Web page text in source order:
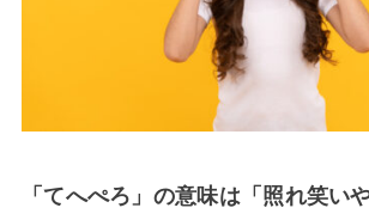
「てへぺろ」の意味は「照れ笑い